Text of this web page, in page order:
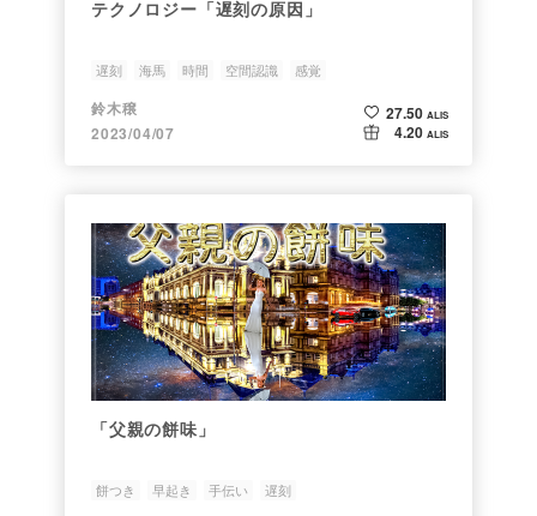
テクノロジー「遅刻の原因」
遅刻 海馬 時間 空間認識 感覚
鈴木穣
2023/04/07
27.50 ALIS
4.20 ALIS
「父親の餅味」
餅つき 早起き 手伝い 遅刻